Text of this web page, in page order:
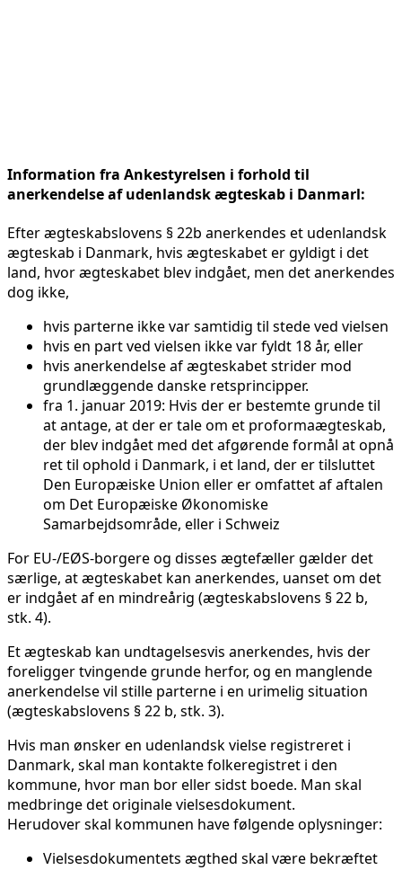
Information fra Ankestyrelsen i forhold til
anerkendelse af udenlandsk ægteskab i Danmarl:
Efter ægteskabslovens § 22b anerkendes et udenlandsk
ægteskab i Danmark, hvis ægteskabet er gyldigt i det
land, hvor ægteskabet blev indgået, men det anerkendes
dog ikke,
hvis parterne ikke var samtidig til stede ved vielsen
hvis en part ved vielsen ikke var fyldt 18 år, eller
hvis anerkendelse af ægteskabet strider mod
grundlæggende danske retsprincipper.
fra 1. januar 2019: Hvis der er bestemte grunde til
at antage, at der er tale om et proformaægteskab,
der blev indgået med det afgørende formål at opnå
ret til ophold i Danmark, i et land, der er tilsluttet
Den Europæiske Union eller er omfattet af aftalen
om Det Europæiske Økonomiske
Samarbejdsområde, eller i Schweiz
For EU-/EØS-borgere og disses ægtefæller gælder det
særlige, at ægteskabet kan anerkendes, uanset om det
er indgået af en mindreårig (ægteskabslovens § 22 b,
stk. 4).
Et ægteskab kan undtagelsesvis anerkendes, hvis der
foreligger tvingende grunde herfor, og en manglende
anerkendelse vil stille parterne i en urimelig situation
(ægteskabslovens § 22 b, stk. 3).
Hvis man ønsker en udenlandsk vielse registreret i
Danmark, skal man kontakte folkeregistret i den
kommune, hvor man bor eller sidst boede. Man skal
medbringe det originale vielsesdokument.
Herudover skal kommunen have følgende oplysninger:
Vielsesdokumentets ægthed skal være bekræftet